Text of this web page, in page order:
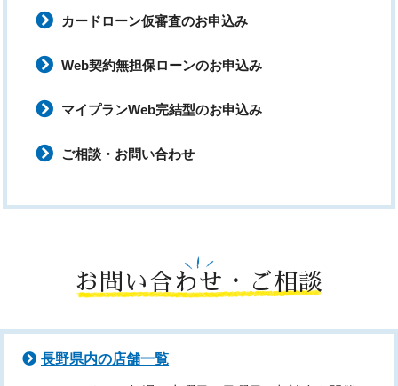
カードローン仮審査のお申込み
Web契約無担保ローンのお申込み
マイプランWeb完結型のお申込み
ご相談・お問い合わせ
お問い合わせ・ご相談
長野県内の店舗一覧